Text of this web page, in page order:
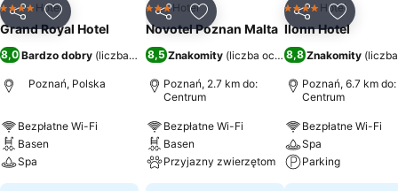
UdostępnijDodaj do ulubionych
4 Kategoria
Hotel
Grand Royal Hotel
8,0Bardzo dobry (liczba ocen: 4744)
Poznań, Polska
Bezpłatne Wi-Fi
Basen
Spa
UdostępnijDodaj do ulubionych
3 Kategoria
Hotel
Novotel Poznan Malta
8,5 Znakomity (liczba ocen: 5935)
Poznań, 2.7 km do:
Centrum
Bezpłatne Wi-Fi
Basen
Przyjazny zwierzętom
UdostępnijDodaj
4 Kategoria
Hotel
Ilonn Hotel
8,8 Znakomity (
Poznań, 6.7 km do:
Centrum
Bezpłatne Wi-Fi
Spa
Parking